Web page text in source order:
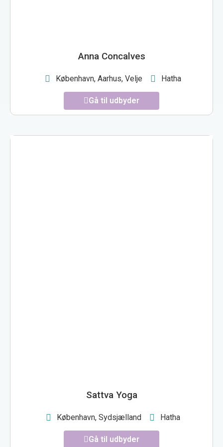
Anna Concalves
København, Aarhus, Velje Hatha
Gå til udbyder
Sattva Yoga
København, Sydsjælland Hatha
Gå til udbyder